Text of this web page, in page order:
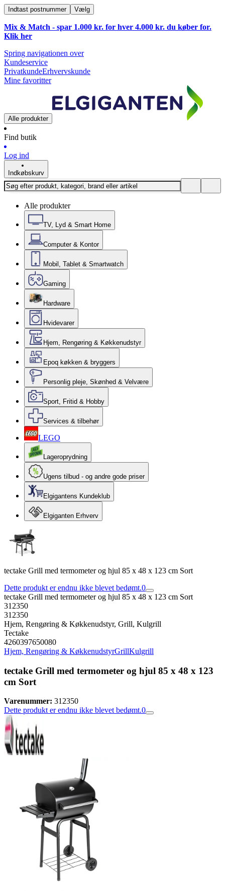
Indtast postnummer Vælg
Mix & Match - spar 1.000 kr. for hver 4.000 kr. du køber for.
Klik her
Spring navigationen over
Kundeservice
PrivatkundeErhvervskunde
Mine favoritter
Alle produkter
Find butik
Log ind
Indkøbskurv
Alle produkter
TV, Lyd & Smart Home
Computer & Kontor
Mobil, Tablet & Smartwatch
Gaming
Hardware
Hvidevarer
Hjem, Rengøring & Køkkenudstyr
Epoq køkken & bryggers
Personlig pleje, Skønhed & Velvære
Sport, Fritid & Hobby
Services & tilbehør
LEGO
Lageroprydning
Ugens tilbud - og andre gode priser
Elgigantens Kundeklub
Elgiganten Erhverv
tectake Grill med termometer og hjul 85 x 48 x 123 cm Sort
Dette produkt er endnu ikke blevet bedømt.0
tectake Grill med termometer og hjul 85 x 48 x 123 cm Sort
312350
312350
Hjem, Rengøring & Køkkenudstyr, Grill, Kulgrill
Tectake
4260397650080
Hjem, Rengøring & KøkkenudstyrGrillKulgrill
tectake Grill med termometer og hjul 85 x 48 x 123
cm Sort
Varenummer: 312350
Dette produkt er endnu ikke blevet bedømt.0